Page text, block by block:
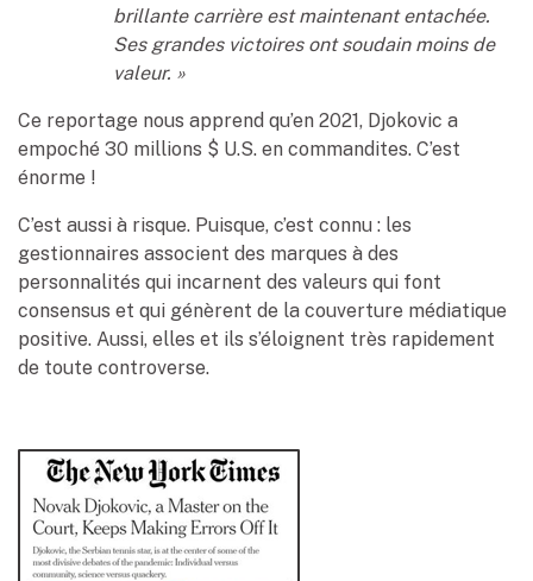
brillante carrière est maintenant entachée.
Ses grandes victoires ont soudain moins de
valeur. »
Ce reportage nous apprend qu’en 2021, Djokovic a
empoché 30 millions $ U.S. en commandites. C’est
énorme !
C’est aussi à risque. Puisque, c’est connu : les
gestionnaires associent des marques à des
personnalités qui incarnent des valeurs qui font
consensus et qui génèrent de la couverture médiatique
positive. Aussi, elles et ils s’éloignent très rapidement
de toute controverse.